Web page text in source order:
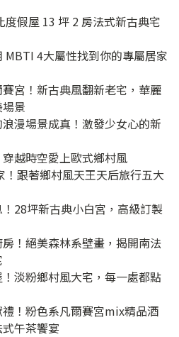
度假屋 13 坪 2 房法式新古典宅
MBTI 4大屬性找到你的專屬居家
宮！新古典風翻新老宅，華麗
景
漫場景成真！激發少女心的新
越時空愛上歐式鄉村風
！跟著鄉村風天王天后旅行五大
28坪新古典小白宮，高級訂製
！絕美森林系壁畫，揭開南法
淡粉鄉村風大宅，每一處都點
！粉色系凡爾賽宮mix精品酒
午茶饗宴